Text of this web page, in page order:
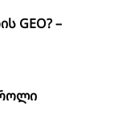
GEO? –